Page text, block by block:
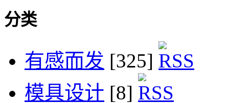
分类
有感而发 [325]
模具设计 [8]